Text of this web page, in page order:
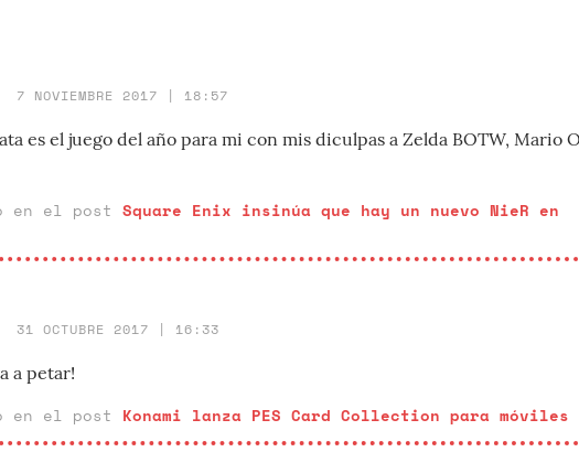
7 NOVIEMBRE 2017 | 18:57
es el juego del año para mi con mis diculpas a Zelda BOTW, Mario
en el post Square Enix insinúa que hay un nuevo NieR en
31 OCTUBRE 2017 | 16:33
a petar!
en el post Konami lanza PES Card Collection para móviles